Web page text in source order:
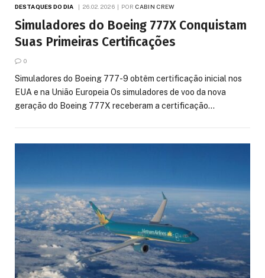
DESTAQUES DO DIA 26.02.2026 POR CABIN CREW
Simuladores do Boeing 777X Conquistam
Suas Primeiras Certificações
0
Simuladores do Boeing 777-9 obtêm certificação inicial nos
EUA e na União Europeia Os simuladores de voo da nova
geração do Boeing 777X receberam a certificação…